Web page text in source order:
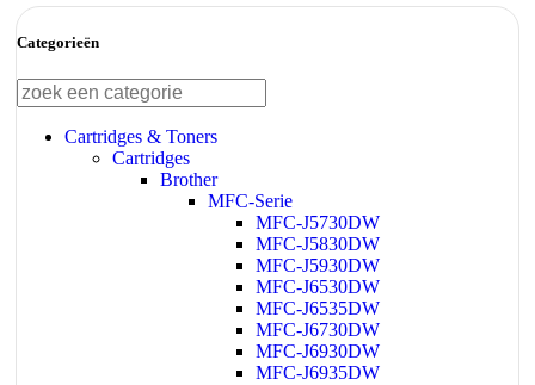
Categorieën
Cartridges & Toners
Cartridges
Brother
MFC-Serie
MFC-J5730DW
MFC-J5830DW
MFC-J5930DW
MFC-J6530DW
MFC-J6535DW
MFC-J6730DW
MFC-J6930DW
MFC-J6935DW